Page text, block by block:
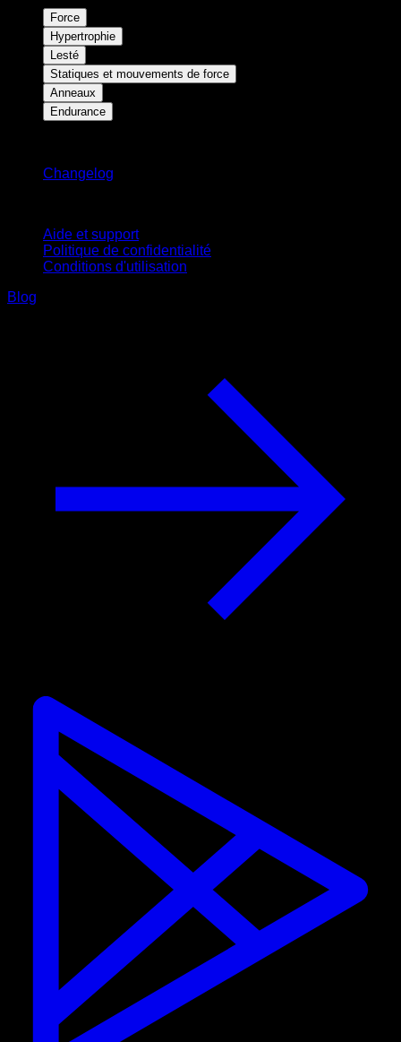
Force
Hypertrophie
Lesté
Statiques et mouvements de force
Anneaux
Endurance
Changelog
Aide et support
Politique de confidentialité
Conditions d'utilisation
Blog